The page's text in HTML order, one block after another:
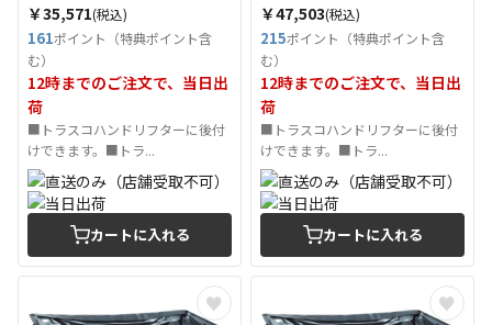
￥35,571(税込)
161ポイント（特典ポイント含
む）
12時までのご注文で、当日出
荷
■トラスコハンドリフターに後付
けできます。■トラ...
カートに入れる
￥47,503(税込)
215ポイント（特典ポイント含
む）
12時までのご注文で、当日出
荷
■トラスコハンドリフターに後付
けできます。■トラ...
カートに入れる